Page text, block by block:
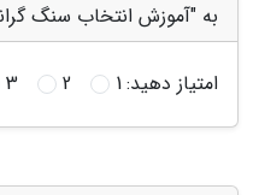
به "آموزش انتخاب سنگ
امتیاز دهید:1
2
3